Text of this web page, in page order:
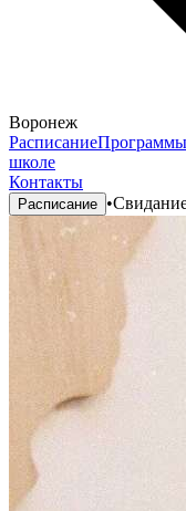
Воронеж
РасписаниеПрограммы
школе
Контакты
Расписание •